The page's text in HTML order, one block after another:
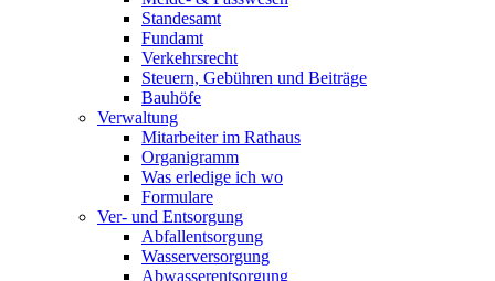
Standesamt
Fundamt
Verkehrsrecht
Steuern, Gebühren und Beiträge
Bauhöfe
Verwaltung
Mitarbeiter im Rathaus
Organigramm
Was erledige ich wo
Formulare
Ver- und Entsorgung
Abfallentsorgung
Wasserversorgung
Abwasserentsorgung